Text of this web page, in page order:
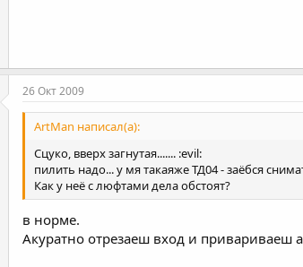
26 Окт 2009
ArtMan написал(а):
Сцуко, вверх загнутая....... :evil:
пилить надо... у мя такаяже ТД04 - заёбся
Как у неё с люфтами дела обстоят?
в норме.
Акуратно отрезаеш вход и привариваеш